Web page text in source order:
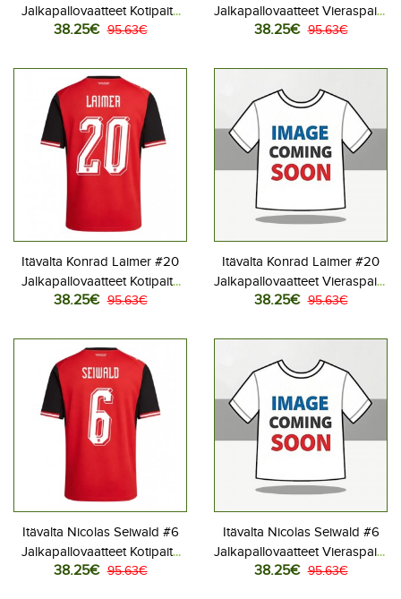
Jalkapallovaatteet Kotipaita
MM-kisat 2026 Lyhythihainen
38.25€ 95.63€
Jalkapallovaatteet Vieraspaita
MM-kisat 2026 Lyhythihainen
38.25€ 95.63€
Itävalta Konrad Laimer #20
Jalkapallovaatteet Kotipaita
MM-kisat 2026 Lyhythihainen
38.25€ 95.63€
Itävalta Konrad Laimer #20
Jalkapallovaatteet Vieraspaita
MM-kisat 2026 Lyhythihainen
38.25€ 95.63€
Itävalta Nicolas Seiwald #6
Jalkapallovaatteet Kotipaita
MM-kisat 2026 Lyhythihainen
38.25€ 95.63€
Itävalta Nicolas Seiwald #6
Jalkapallovaatteet Vieraspaita
MM-kisat 2026 Lyhythihainen
38.25€ 95.63€